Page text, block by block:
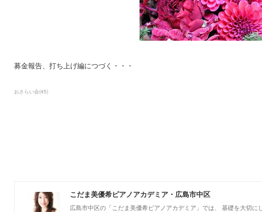
募金報告、打ち上げ編につづく・・・
おさらい会(45)
こだま美優希ピアノアカデミア・広島市中区
広島市中区の「こだま美優希ピアノアカデミア」では、 基礎を大切